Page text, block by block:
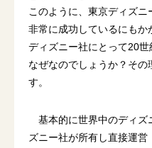
このように、東京ディズ
非常に成功しているにもか
ディズニー社にとって20
なぜなのでしょうか？その
す。
基本的に世界中のディズ
ズニー社が所有し直接運営